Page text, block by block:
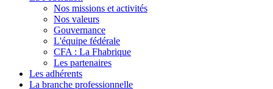
Nos missions et activités
Nos valeurs
Gouvernance
L'équipe fédérale
CFA : La Fhabrique
Les partenaires
Les adhérents
La branche professionnelle